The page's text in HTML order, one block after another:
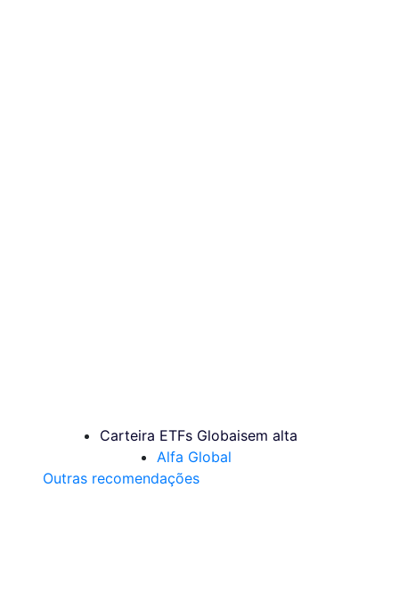
Carteira ETFs Globaisem alta
Alfa Global
Outras recomendações